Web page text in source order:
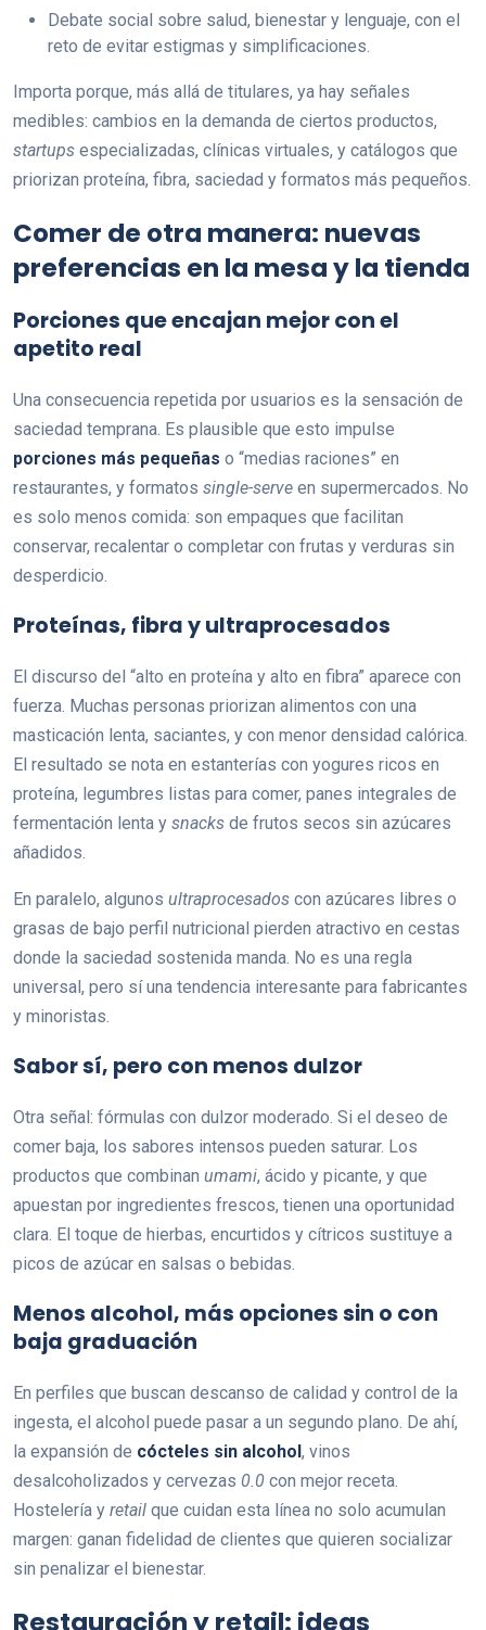
Debate social sobre salud, bienestar y lenguaje, con el
reto de evitar estigmas y simplificaciones.
Importa porque, más allá de titulares, ya hay señales
medibles: cambios en la demanda de ciertos productos,
startups especializadas, clínicas virtuales, y catálogos que
priorizan proteína, fibra, saciedad y formatos más pequeños.
Comer de otra manera: nuevas
preferencias en la mesa y la tienda
Porciones que encajan mejor con el
apetito real
Una consecuencia repetida por usuarios es la sensación de
saciedad temprana. Es plausible que esto impulse
porciones más pequeñas o “medias raciones” en
restaurantes, y formatos single-serve en supermercados. No
es solo menos comida: son empaques que facilitan
conservar, recalentar o completar con frutas y verduras sin
desperdicio.
Proteínas, fibra y ultraprocesados
El discurso del “alto en proteína y alto en fibra” aparece con
fuerza. Muchas personas priorizan alimentos con una
masticación lenta, saciantes, y con menor densidad calórica.
El resultado se nota en estanterías con yogures ricos en
proteína, legumbres listas para comer, panes integrales de
fermentación lenta y snacks de frutos secos sin azúcares
añadidos.
En paralelo, algunos ultraprocesados con azúcares libres o
grasas de bajo perfil nutricional pierden atractivo en cestas
donde la saciedad sostenida manda. No es una regla
universal, pero sí una tendencia interesante para fabricantes
y minoristas.
Sabor sí, pero con menos dulzor
Otra señal: fórmulas con dulzor moderado. Si el deseo de
comer baja, los sabores intensos pueden saturar. Los
productos que combinan umami, ácido y picante, y que
apuestan por ingredientes frescos, tienen una oportunidad
clara. El toque de hierbas, encurtidos y cítricos sustituye a
picos de azúcar en salsas o bebidas.
Menos alcohol, más opciones sin o con
baja graduación
En perfiles que buscan descanso de calidad y control de la
ingesta, el alcohol puede pasar a un segundo plano. De ahí,
la expansión de cócteles sin alcohol, vinos
desalcoholizados y cervezas 0.0 con mejor receta.
Hostelería y retail que cuidan esta línea no solo acumulan
margen: ganan fidelidad de clientes que quieren socializar
sin penalizar el bienestar.
Restauración y retail: ideas